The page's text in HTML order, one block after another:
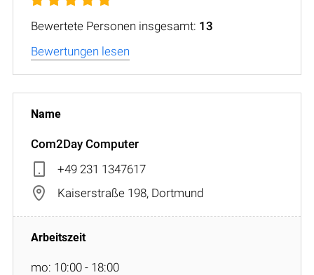
Bewertete Personen insgesamt: 13
Bewertungen lesen
Com2Day Computer
+49 231 1347617
Kaiserstraße 198, Dortmund
mo: 10:00 - 18:00